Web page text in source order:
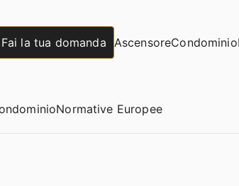
Fai la tua domanda AscensoreCondominio
Normative Europee